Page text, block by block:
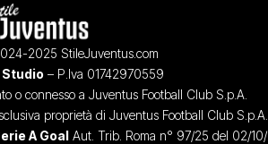
2025 StileJuventus.com
– P.Iva 01742970559
o connesso a Juventus Football Club S.p.A.
proprietà di Juventus Football Club S.p.A.
A GoalAut. Trib. Roma n° 97/25 del 02/